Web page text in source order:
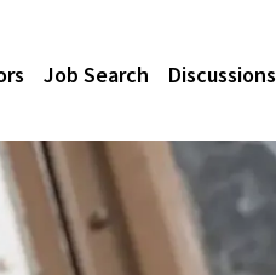
Job Search Discussions